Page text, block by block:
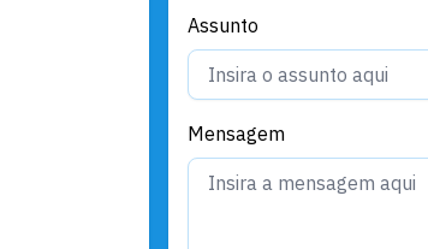
Assunto
Mensagem